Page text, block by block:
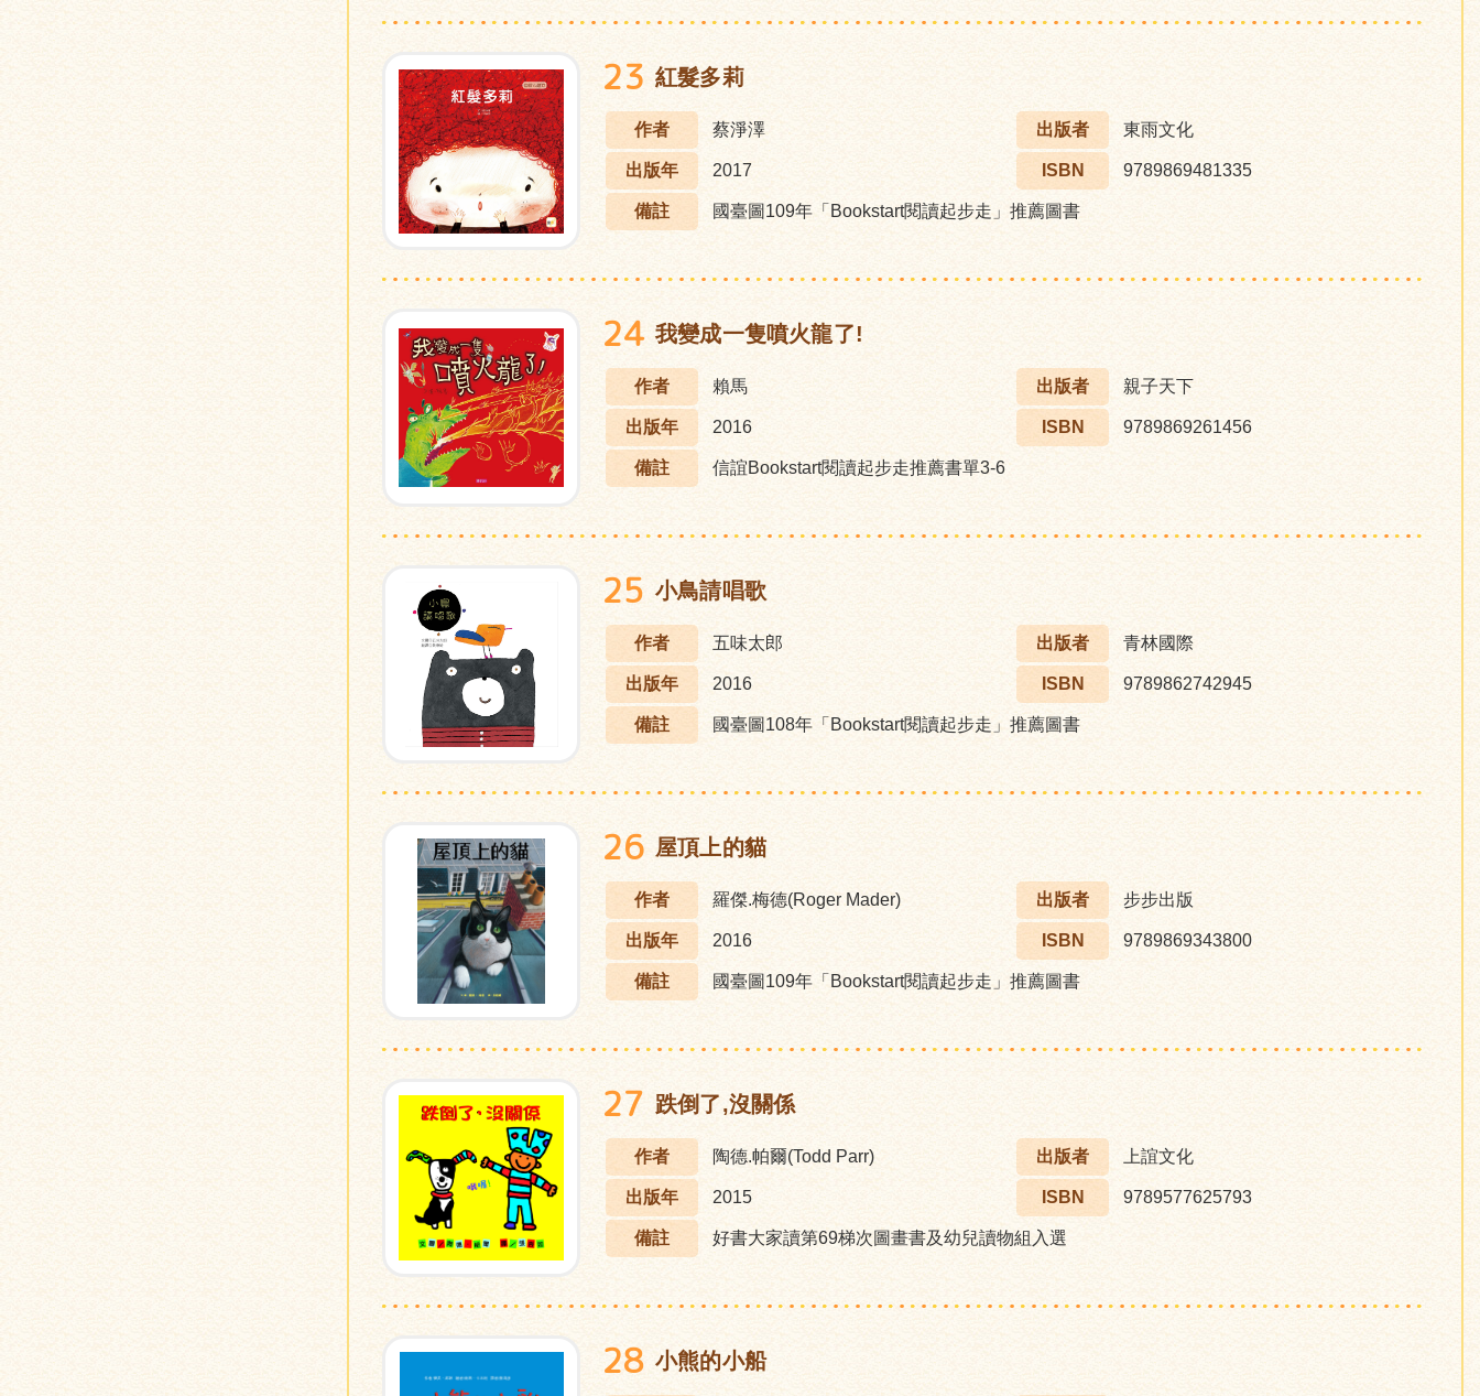
23 紅髮多莉
作者 蔡淨澤 出版者 東雨文化
出版年 2017 ISBN 9789869481335
備註 國臺圖109年「Bookstart閱讀起步走」推薦圖書
24 我變成一隻噴火龍了!
作者 賴馬 出版者 親子天下
出版年 2016 ISBN 9789869261456
備註 信誼Bookstart閱讀起步走推薦書單3-6
25 小鳥請唱歌
作者 五味太郎 出版者 青林國際
出版年 2016 ISBN 9789862742945
備註 國臺圖108年「Bookstart閱讀起步走」推薦圖書
26 屋頂上的貓
作者 羅傑.梅德(Roger Mader) 出版者 步步出版
出版年 2016 ISBN 9789869343800
備註 國臺圖109年「Bookstart閱讀起步走」推薦圖書
27 跌倒了,沒關係
作者 陶德.帕爾(Todd Parr) 出版者 上誼文化
出版年 2015 ISBN 9789577625793
備註 好書大家讀第69梯次圖畫書及幼兒讀物組入選
28 小熊的小船